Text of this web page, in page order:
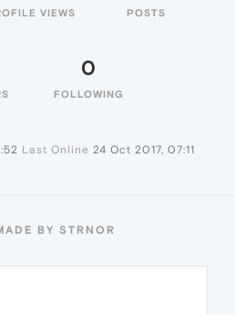
VIEWS POSTS
0
FOLLOWING
Last Online 24 Oct 2017, 07:11
BY STRNOR